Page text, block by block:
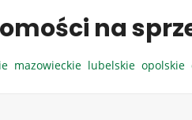
na
mazowieckie lubelskie opolskie